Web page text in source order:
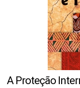
A Proteção